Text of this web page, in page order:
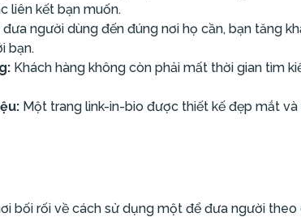
liên kết bạn muốn.
người dùng đến đúng nơi họ cần, bạn tăng
bạn.
Khách hàng không còn phải mất thời gian tìm
Một trang link-in-bio được thiết kế đẹp mắt
bối rối về cách sử dụng một để đưa người